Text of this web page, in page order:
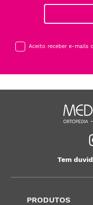
Aceito receber e-mails
Tem
PRODUTOS